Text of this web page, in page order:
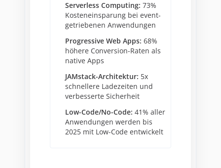
Serverless Computing: 73%
Kosteneinsparung bei event-
getriebenen Anwendungen
Progressive Web Apps: 68%
höhere Conversion-Raten als
native Apps
JAMstack-Architektur: 5x
schnellere Ladezeiten und
verbesserte Sicherheit
Low-Code/No-Code: 41% aller
Anwendungen werden bis
2025 mit Low-Code entwickelt